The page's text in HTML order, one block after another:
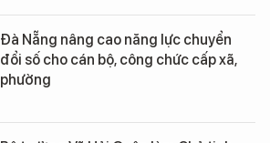
Đà Nẵng nâng cao năng lực chuyển
đổi số cho cán bộ, công chức cấp xã,
phường